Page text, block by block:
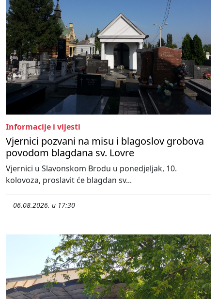
Informacije i vijesti
Vjernici pozvani na misu i blagoslov grobova
povodom blagdana sv. Lovre
Vjernici u Slavonskom Brodu u ponedjeljak, 10.
kolovoza, proslavit će blagdan sv...
06.08.2026. u 17:30